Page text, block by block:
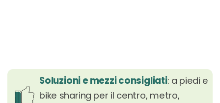
Soluzioni e mezzi consigliati: a piedi e
bike sharing per il centro, metro,